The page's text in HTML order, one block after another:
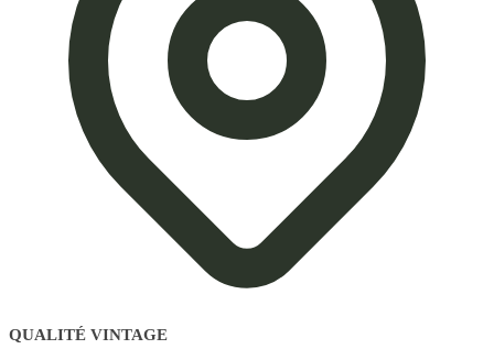
QUALITÉ VINTAGE